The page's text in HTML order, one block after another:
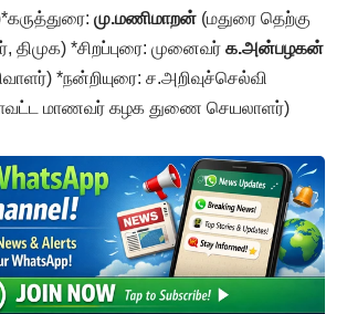
மு.மணிமாறன் (மதுரை தெற்கு
திமுக) *சிறப்புரை: முனைவர் க.அன்பழகன்
*நன்றியுரை: ச.அறிவுச்செல்வி
மாவட்ட மாணவர் கழக துணை செயலாளர்)